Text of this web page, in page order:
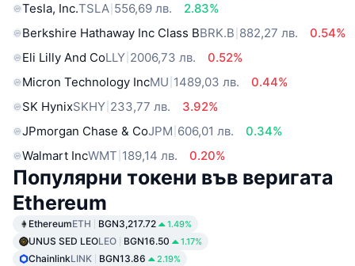
Tesla, Inc.TSLA 556,69 лв.
2.83%
Berkshire Hathaway Inc Class BBRK.B 882,27 лв.
0.54%
Eli Lilly And CoLLY 2006,73 лв.
0.52%
Micron Technology IncMU 1489,03 лв.
0.44%
SK HynixSKHY 233,77 лв.
3.92%
JPmorgan Chase & CoJPM 606,01 лв.
0.34%
Walmart IncWMT 189,14 лв. 0.20%
Популярни токени във веригата
Ethereum
EthereumETH BGN3,217.72 1.49%
UNUS SED LEOLEO BGN16.50 1.17%
ChainlinkLINK BGN13.86 2.19%